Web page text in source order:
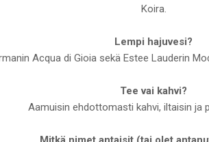
Koira.
Lempi hajuvesi?
Acqua di Gioia sekä Estee Lauderin
Tee vai kahvi?
Aamuisin ehdottomasti kahvi, iltaisin ja